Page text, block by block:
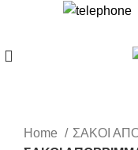
Home
ΣΑΚΟΙ